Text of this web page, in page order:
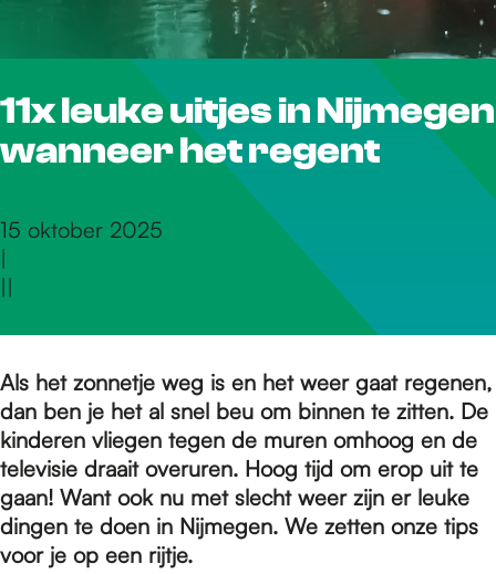
r
d
e
o
m
e
11x leuke uitjes in Nijmegen
wanneer het regent
15 oktober 2025
|
||
Als het zonnetje weg is en het weer gaat regenen,
dan ben je het al snel beu om binnen te zitten. De
kinderen vliegen tegen de muren omhoog en de
televisie draait overuren. Hoog tijd om erop uit te
gaan! Want ook nu met slecht weer zijn er leuke
dingen te doen in Nijmegen. We zetten onze tips
voor je op een rijtje.